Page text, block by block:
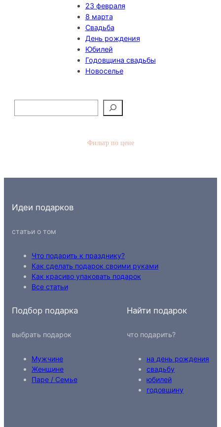
23 февраля
8 марта
Свадьба
День рождения
Юбилей
Годовщина свадьбы
Новоселье
о
Фильтр по цене
Идеи подарков
статьи о том
Что подарить к празднику?
Как сделать подарок своими руками
Как красиво упаковать подарок
Все статьи
Подбор подарка
выбрать подарок
Мужчине
Женщине
Паре / Семье
Найти подарок
что подарить?
на день рождения
свадьбу
юбилей
годовщину